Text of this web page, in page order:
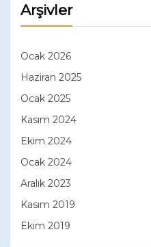
Arşivler
Ocak 2026
Haziran 2025
Ocak 2025
Kasım 2024
Ekim 2024
Ocak 2024
Aralık 2023
Kasım 2019
Ekim 2019